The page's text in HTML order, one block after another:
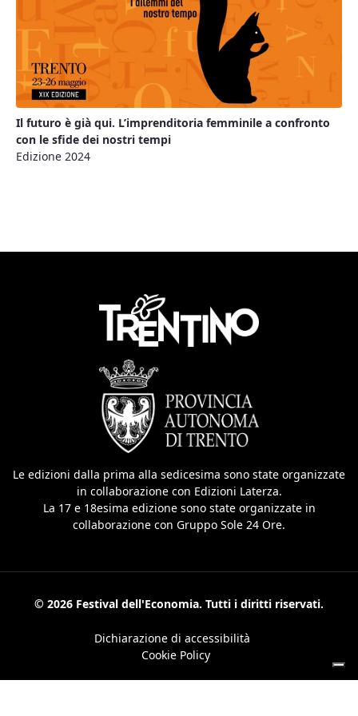
Il futuro è già qui. L’imprenditoria femminile a confronto
con le sfide dei nostri tempi
Edizione 2024
Le edizioni dalla prima alla sedicesima sono state organizzate
in collaborazione con Edizioni Laterza.
La 17 e 18esima edizione sono state organizzate in
collaborazione con Gruppo Sole 24 Ore.
© 2026 Festival dell'Economia. Tutti i diritti riservati.
Dichiarazione di accessibilità
Cookie Policy